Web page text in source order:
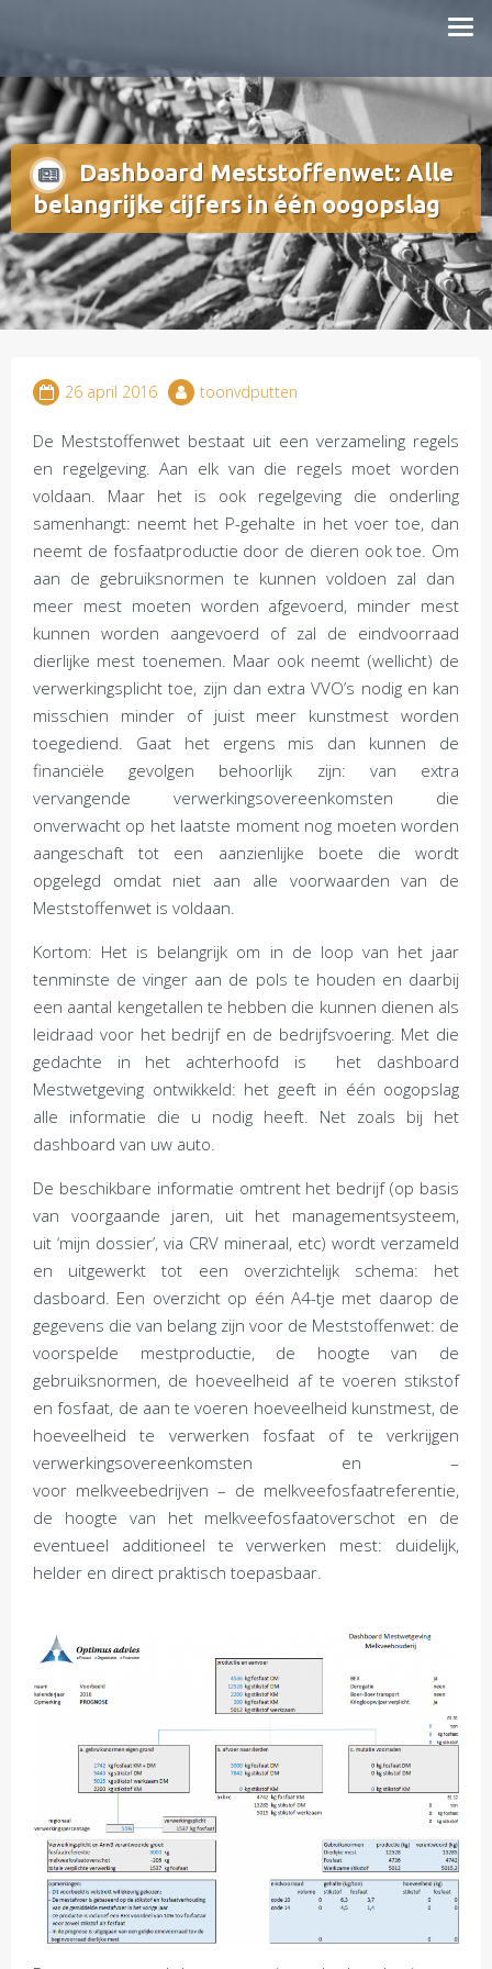
inhoud
Dashboard Meststoffenwet: Alle
belangrijke cijfers in één oogopslag
26 april 2016 toonvdputten
De Meststoffenwet bestaat uit een verzameling regels
en regelgeving. Aan elk van die regels moet worden
voldaan. Maar het is ook regelgeving die onderling
samenhangt: neemt het P-gehalte in het voer toe, dan
neemt de fosfaatproductie door de dieren ook toe. Om
aan de gebruiksnormen te kunnen voldoen zal dan
meer mest moeten worden afgevoerd, minder mest
kunnen worden aangevoerd of zal de eindvoorraad
dierlijke mest toenemen. Maar ook neemt (wellicht) de
verwerkingsplicht toe, zijn dan extra VVO’s nodig en kan
misschien minder of juist meer kunstmest worden
toegediend. Gaat het ergens mis dan kunnen de
financiële gevolgen behoorlijk zijn: van extra
vervangende verwerkingsovereenkomsten die
onverwacht op het laatste moment nog moeten worden
aangeschaft tot een aanzienlijke boete die wordt
opgelegd omdat niet aan alle voorwaarden van de
Meststoffenwet is voldaan.
Kortom: Het is belangrijk om in de loop van het jaar
tenminste de vinger aan de pols te houden en daarbij
een aantal kengetallen te hebben die kunnen dienen als
leidraad voor het bedrijf en de bedrijfsvoering. Met die
gedachte in het achterhoofd is het dashboard
Mestwetgeving ontwikkeld: het geeft in één oogopslag
alle informatie die u nodig heeft. Net zoals bij het
dashboard van uw auto.
De beschikbare informatie omtrent het bedrijf (op basis
van voorgaande jaren, uit het managementsysteem,
uit ‘mijn dossier’, via CRV mineraal, etc) wordt verzameld
en uitgewerkt tot een overzichtelijk schema: het
dasboard. Een overzicht op één A4-tje met daarop de
gegevens die van belang zijn voor de Meststoffenwet: de
voorspelde mestproductie, de hoogte van de
gebruiksnormen, de hoeveelheid af te voeren stikstof
en fosfaat, de aan te voeren hoeveelheid kunstmest, de
hoeveelheid te verwerken fosfaat of te verkrijgen
verwerkingsovereenkomsten en –
voor melkveebedrijven – de melkveefosfaatreferentie,
de hoogte van het melkveefosfaatoverschot en de
eventueel additioneel te verwerken mest: duidelijk,
helder en direct praktisch toepasbaar.